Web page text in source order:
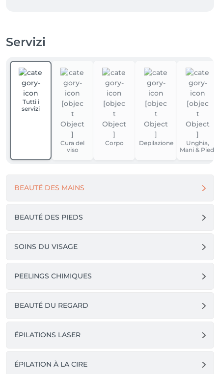
Servizi
Tutti i
servizi
Cura del
viso
Corpo Depilazione
Unghia,
Mani & Piedi
BEAUTÉ DES MAINS
BEAUTÉ DES PIEDS
SOINS DU VISAGE
PEELINGS CHIMIQUES
BEAUTÉ DU REGARD
ÉPILATIONS LASER
ÉPILATION À LA CIRE